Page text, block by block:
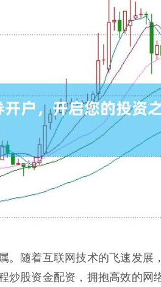
。随着互联网技术的飞速发展
炒股资金配资，拥抱高效的网